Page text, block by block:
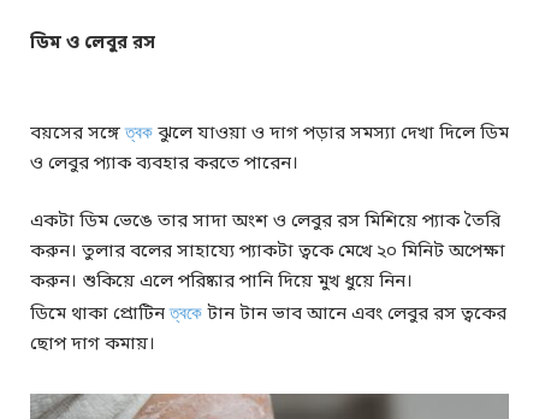
ডিম ও লেবুর রস
বয়সের সঙ্গেত্বক ঝুলে যাওয়া ও দাগ পড়ার সমস্যা দেখা দিলে ডিম
ও লেবুর প্যাক ব্যবহার করতে পারেন।
একটা ডিম ভেঙে তার সাদা অংশ ও লেবুর রস মিশিয়ে প্যাক তৈরি
করুন। তুলার বলের সাহায্যে প্যাকটা ত্বকে মেখে ২০ মিনিট অপেক্ষা
করুন। শুকিয়ে এলে পরিষ্কার পানি দিয়ে মুখ ধুয়ে নিন।
ডিমে থাকা প্রোটিনত্বকে টান টান ভাব আনে এবং লেবুর রস ত্বকের
ছোপ দাগ কমায়।